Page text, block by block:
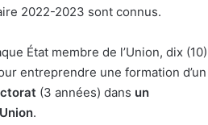
2022-2023 sont connus.
État membre de l’Union, dix (10)
entreprendre une formation d’un
(3 années) dans un
.